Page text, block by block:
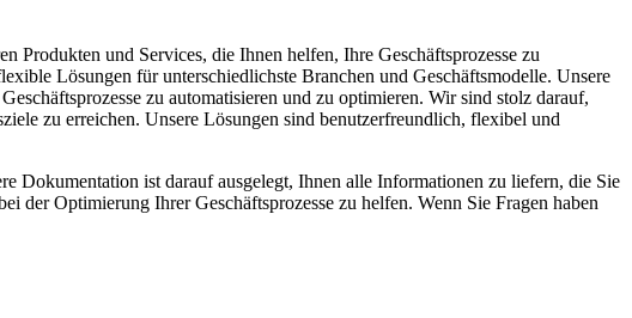
und Services, die Ihnen helfen, Ihre Geschäftsprozesse zu
Lösungen für unterschiedlichste Branchen und Geschäftsmodelle. Unsere
zu automatisieren und zu optimieren. Wir sind stolz darauf,
zu erreichen. Unsere Lösungen sind benutzerfreundlich, flexibel und
Dokumentation ist darauf ausgelegt, Ihnen alle Informationen zu liefern, die Sie
der Optimierung Ihrer Geschäftsprozesse zu helfen. Wenn Sie Fragen haben